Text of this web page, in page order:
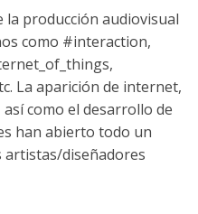
la producción audiovisual
como #interaction,
La aparición de internet,
como el desarrollo de
han abierto todo un
artistas/diseñadores